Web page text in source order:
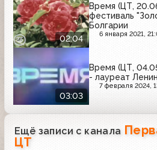
02:04
Время (ЦТ,
фестиваль
Болгарии
6 января 2021,
03:03
Время (ЦТ,
- лауреат
7 февраля 2024,
Ещё записи с канала
ЦТ